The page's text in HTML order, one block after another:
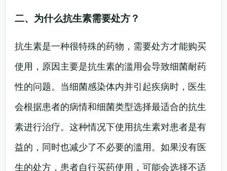
二、为什么抗生素需要处方？
抗生素是一种很特殊的药物，需要处方才能购买
使用，原因主要是抗生素的滥用会导致细菌耐药
性的问题。当细菌感染体内并引起疾病时，医生
会根据患者的病情和细菌类型选择最适合的抗生
素进行治疗。这种情况下使用抗生素对患者是有
益的，同时也减少了不必要的滥用。如果没有医
生的处方，患者自行买药使用，可能会选择不适